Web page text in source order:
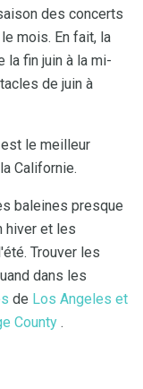
des concerts
mois. En fait, la
la fin juin à la mi-
de juin à
le meilleur
Californie.
baleines presque
hiver et les
Trouver les
dans les
de Los Angeles et
County .